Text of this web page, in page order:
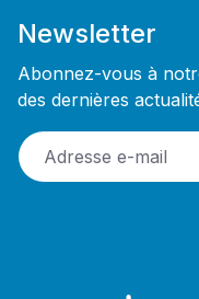
Newsletter
Abonnez-vous à
des dernières